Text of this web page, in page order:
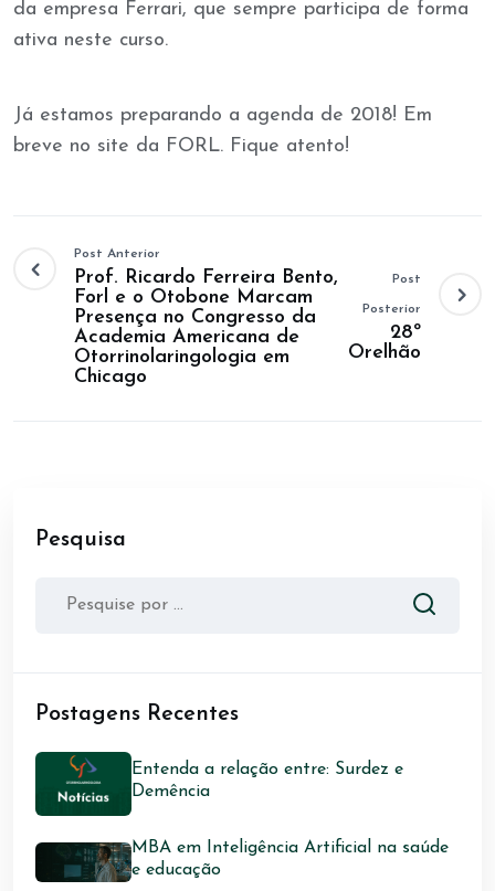
da empresa Ferrari, que sempre participa de forma
ativa neste curso.
Já estamos preparando a agenda de 2018! Em
breve no site da FORL. Fique atento!
Post Anterior
Prof. Ricardo Ferreira Bento,
Forl e o Otobone Marcam
Presença no Congresso da
Academia Americana de
Otorrinolaringologia em
Chicago
Post
Posterior
28º
Orelhão
Pesquisa
Postagens Recentes
Entenda a relação entre: Surdez e
Demência
MBA em Inteligência Artificial na saúde
e educação